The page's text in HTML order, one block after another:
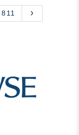
811